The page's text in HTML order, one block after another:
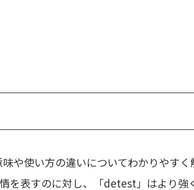
味や使い方の違いについてわかりやす
を表すのに対し、「detest」はより強